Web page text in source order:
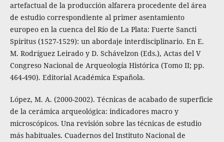
artefactual de la producción alfarera procedente del área
de estudio correspondiente al primer asentamiento
europeo en la cuenca del Río de La Plata: Fuerte Sancti
Spiritus (1527-1529): un abordaje interdisciplinario. En E.
M. Rodríguez Leirado y D. Schávelzon (Eds.), Actas del V
Congreso Nacional de Arqueología Histórica (Tomo II; pp.
464-490). Editorial Académica Española.
López, M. A. (2000-2002). Técnicas de acabado de superficie
de la cerámica arqueológica: indicadores macro y
microscópicos. Una revisión sobre las técnicas de estudio
más habituales. Cuadernos del Instituto Nacional de